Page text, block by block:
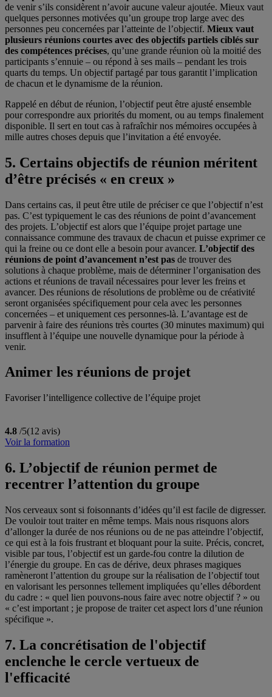
de venir s’ils considèrent n’avoir aucune valeur ajoutée. Mieux vaut
quelques personnes motivées qu’un groupe trop large avec des
personnes peu concernées par l’atteinte de l’objectif. Mieux vaut
plusieurs réunions courtes avec des objectifs partiels ciblés sur
des compétences précises, qu’une grande réunion où la moitié des
participants s’ennuie – ou répond à ses mails – pendant les trois
quarts du temps. Un objectif partagé par tous garantit l’implication
de chacun et le dynamisme de la réunion.
Rappelé en début de réunion, l’objectif peut être ajusté ensemble
pour correspondre aux priorités du moment, ou au temps finalement
disponible. Il sert en tout cas à rafraîchir nos mémoires occupées à
mille autres choses depuis que l’invitation a été envoyée.
5. Certains objectifs de réunion méritent
d’être précisés « en creux »
Dans certains cas, il peut être utile de préciser ce que l’objectif n’est
pas. C’est typiquement le cas des réunions de point d’avancement
des projets. L’objectif est alors que l’équipe projet partage une
connaissance commune des travaux de chacun et puisse exprimer ce
qui la freine ou ce dont elle a besoin pour avancer. L’objectif des
réunions de point d’avancement n’est pas de trouver des
solutions à chaque problème, mais de déterminer l’organisation des
actions et réunions de travail nécessaires pour lever les freins et
avancer. Des réunions de résolutions de problème ou de créativité
seront organisées spécifiquement pour cela avec les personnes
concernées – et uniquement ces personnes-là. L’avantage est de
parvenir à faire des réunions très courtes (30 minutes maximum) qui
insufflent à l’équipe une nouvelle dynamique pour la période à
venir.
Animer les réunions de projet
Favoriser l’intelligence collective de l’équipe projet
4.8 /5(12 avis)
Voir la formation
6. L’objectif de réunion permet de
recentrer l’attention du groupe
Nos cerveaux sont si foisonnants d’idées qu’il est facile de digresser.
De vouloir tout traiter en même temps. Mais nous risquons alors
d’allonger la durée de nos réunions ou de ne pas atteindre l’objectif,
ce qui est à la fois frustrant et bloquant pour la suite. Précis, concret,
visible par tous, l’objectif est un garde-fou contre la dilution de
l’énergie du groupe. En cas de dérive, deux phrases magiques
ramèneront l’attention du groupe sur la réalisation de l’objectif tout
en valorisant les personnes tellement impliquées qu’elles débordent
du cadre : « quel lien pouvons-nous faire avec notre objectif ? » ou
« c’est important ; je propose de traiter cet aspect lors d’une réunion
spécifique ».
7. La concrétisation de l'objectif
enclenche le cercle vertueux de
l'efficacité